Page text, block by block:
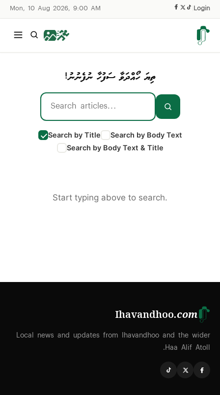
Mon, 10 Aug 2026, 9:00 AM Login
ތިޔަ ހޯއްދަވާ ސަފުހާ ނުފެނުނު!
Search by Title
Search by Body Text
Search by Body Text & Title
Start typing above to search.
Ihavandhoo.com
Local news and updates from Ihavandhoo and the wider
Haa Alif Atoll.